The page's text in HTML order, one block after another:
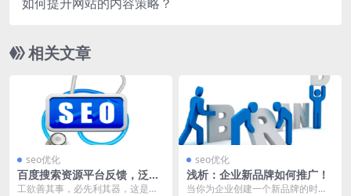
相关文章
seo优化
百度搜索资源平台反馈，泛需
求词是什么意思？
工欲善其事，必先利其器，这是一
seo优化
浅析：企业新品牌如何推广！
当你为企业创建一个新品牌的时